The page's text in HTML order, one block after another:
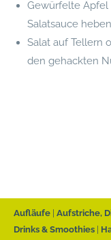
Gewürfelte Äpfel
Salatsauce
Salat auf Tellern
den gehackten
Aufläufe Aufstriche,
Drinks & Smoothies